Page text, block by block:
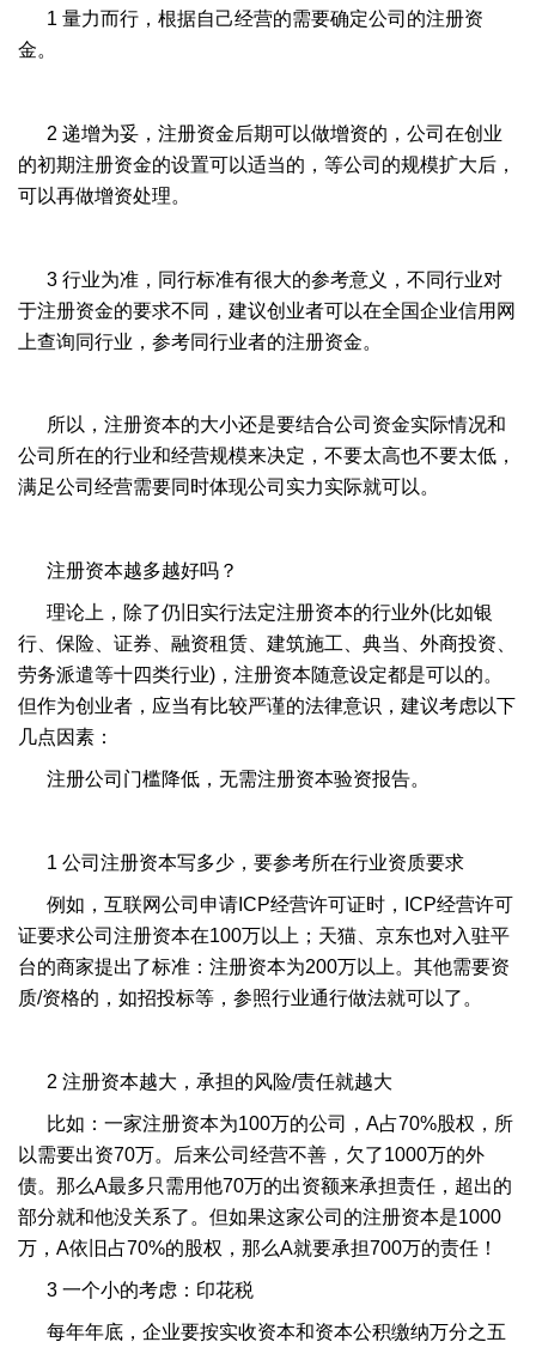
1 量力而行，根据自己经营的需要确定公司的注册资
金。
2 递增为妥，注册资金后期可以做增资的，公司在创业
的初期注册资金的设置可以适当的，等公司的规模扩大后，
可以再做增资处理。
3 行业为准，同行标准有很大的参考意义，不同行业对
于注册资金的要求不同，建议创业者可以在全国企业信用网
上查询同行业，参考同行业者的注册资金。
所以，注册资本的大小还是要结合公司资金实际情况和
公司所在的行业和经营规模来决定，不要太高也不要太低，
满足公司经营需要同时体现公司实力实际就可以。
注册资本越多越好吗？
理论上，除了仍旧实行法定注册资本的行业外(比如银
行、保险、证券、融资租赁、建筑施工、典当、外商投资、
劳务派遣等十四类行业)，注册资本随意设定都是可以的。
但作为创业者，应当有比较严谨的法律意识，建议考虑以下
几点因素：
注册公司门槛降低，无需注册资本验资报告。
1 公司注册资本写多少，要参考所在行业资质要求
例如，互联网公司申请ICP经营许可证时，ICP经营许可
证要求公司注册资本在100万以上；天猫、京东也对入驻平
台的商家提出了标准：注册资本为200万以上。其他需要资
质/资格的，如招投标等，参照行业通行做法就可以了。
2 注册资本越大，承担的风险/责任就越大
比如：一家注册资本为100万的公司，A占70%股权，所
以需要出资70万。后来公司经营不善，欠了1000万的外
债。那么A最多只需用他70万的出资额来承担责任，超出的
部分就和他没关系了。但如果这家公司的注册资本是1000
万，A依旧占70%的股权，那么A就要承担700万的责任！
3 一个小的考虑：印花税
每年年底，企业要按实收资本和资本公积缴纳万分之五